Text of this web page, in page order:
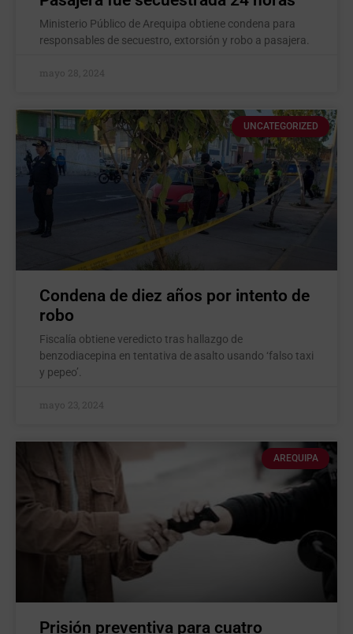
Ministerio Público de Arequipa obtiene condena para
responsables de secuestro, extorsión y robo a pasajera.
mayo 28, 2024
UNCATEGORIZED
Condena de diez años por intento de
robo
Fiscalía obtiene veredicto tras hallazgo de
benzodiacepina en tentativa de asalto usando ‘falso taxi
y pepeo’.
mayo 23, 2024
AREQUIPA
Prisión preventiva para cuatro